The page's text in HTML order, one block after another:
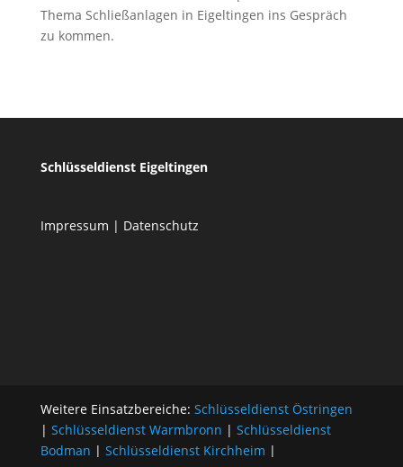
Thema Schließanlagen in Eigeltingen ins Gespräch
zu kommen.
Schlüsseldienst Eigeltingen
Impressum | Datenschutz
Weitere Einsatzbereiche: Schlüsseldienst Östringen
| Schlüsseldienst Warmbronn | Schlüsseldienst
Bodman | Schlüsseldienst Kirchheim |